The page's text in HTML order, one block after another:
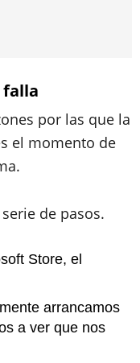
falla
por las que la
el momento de
de pasos.
Store, el
arrancamos
a ver que nos